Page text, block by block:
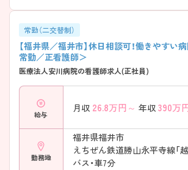
常勤（二交替制）
【福井県／福井市】休日相談可！働きやすい病
常勤／正看護師＞
医療法人安川病院の看護師求人(正社員)
給与
月収 26.8万円～ 年収 390万
勤務地
福井県福井市
えちぜん鉄道勝山永平寺線「
バス・車7分